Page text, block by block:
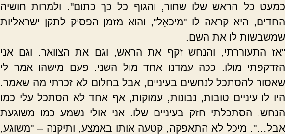
כמעט כל הראש שלו שחור, והגוף כל כך כתום". ולמרות חושיה
החדים, היא קראה לו "מיכאֵל", והוא מזמן הפסיק לתקן ישראליות
שמשבשות לו את השם.
"אז התעוררתי, והנחש זקף את הראש, וגם את הצוואר. וגם אני
הזדקפתי מולו. ככה עמדנו אחד מול השני. פעם מישהו אמר לי
שאסור להסתכל לנחשים בעיניים, אבל בחלום לא זכרתי מה שאמר.
היו לו עיניים טובות, נבונות, עמוקות, אף אחד לא הסתכל עלי כמו
הנחש. הסתכלתי חזק בעיניים שלו. אני אולי נשמע כמו משוגעת
אבל…". מיכל לא התאפקה, קטעה אותו באמצע, ותיקנה – "משוגע,